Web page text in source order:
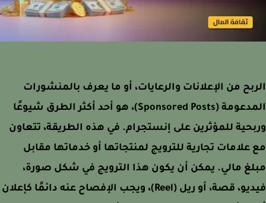
من الإعلانات والرعايات، أو ما يعرف بالمنشورات
المدعومة (Sponsored Posts)، هو أحد أكثر الطرق شيوعًا
للمؤثرين على إنستجرام. في هذه الطريقة، تتعاون
علامات تجارية للترويج لمنتجاتها أو خدماتها مقابل
مالي. يمكن أن يكون هذا الترويج في شكل صورة،
فيديو، قصة، أو ريل (Reel)، ويجب الإفصاح عنه دائمًا كإعلان